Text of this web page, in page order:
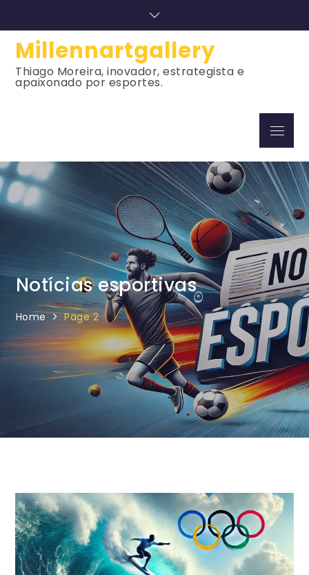
content
Millennartgallery
Thiago Moreira, inovador, estrategista e
apaixonado por esportes.
Menu
Notícias esportivas
Home Page 2